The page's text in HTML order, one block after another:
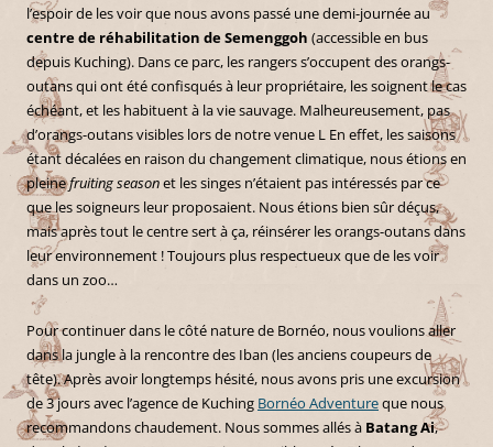
l’espoir de les voir que nous avons passé une demi-journée au
centre de réhabilitation de Semenggoh (accessible en bus
depuis Kuching). Dans ce parc, les rangers s’occupent des orangs-
outans qui ont été confisqués à leur propriétaire, les soignent le cas
échéant, et les habituent à la vie sauvage. Malheureusement, pas
d’orangs-outans visibles lors de notre venue L En effet, les saisons
étant décalées en raison du changement climatique, nous étions en
pleinefruiting seasonet les singes n’étaient pas intéressés par ce
que les soigneurs leur proposaient. Nous étions bien sûr déçus,
mais après tout le centre sert à ça, réinsérer les orangs-outans dans
leur environnement ! Toujours plus respectueux que de les voir
dans un zoo…
Pour continuer dans le côté nature de Bornéo, nous voulions aller
dans la jungle à la rencontre des Iban (les anciens coupeurs de
tête). Après avoir longtemps hésité, nous avons pris une excursion
de 3 jours avec l’agence de Kuching Bornéo Adventureque nous
recommandons chaudement. Nous sommes allés à Batang Ai,